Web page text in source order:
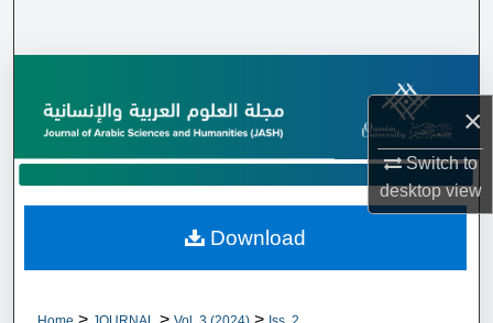
×
Switch to
desktopview
My Account
About
Digital Commons Network™
Download